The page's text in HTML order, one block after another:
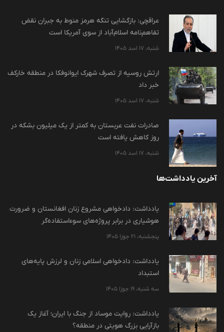
عراقچی: بازگشایی تنگه هرمز منوط به جبران نقض
تفاهم‌نامه اسلام‌آباد از سوی آمریکا است
شنبه، 17 اسد 1405
ارتش روسیه از تصرف شهرک ایوانوفکا در منطقه خارکف
خبر داد
شنبه، 17 اسد 1405
صادرات نفت عربستان به کمتر از یک میلیون بشکه در
روز کاهش یافته است
شنبه، 17 اسد 1405
آخرین یادداشت‌ها
یادداشت: دادخواهی مشروع زنان افغانستان و ضرورت
هوشیاری در برابر پروژه‌های سوءاستفاده‌گر
پنجشنبه، 21 جوزا 1405
یادداشت: دادخواهی اسلامی زنان و لرزش پایه‌های
استبداد
سه شنبه، 19 جوزا 1405
یادداشت: روایت موساد از جنگ با ایران؛ آغاز یک
بازآرایی بزرگ هویتی در منطقه؟